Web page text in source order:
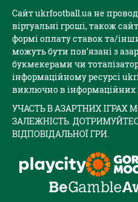
Сайт ukrfootball.ua не
віртуальні гроші, також
формі оплату ставок та/
можуть бути пов’язані з
букмекерами чи
інформаційному ресурсі
виключно в інформаційних
УЧАСТЬ В АЗАРТНИХ ІГРАХ
ЗАЛЕЖНІСТЬ.
ВІДПОВІДАЛЬНОЇ ГРИ.